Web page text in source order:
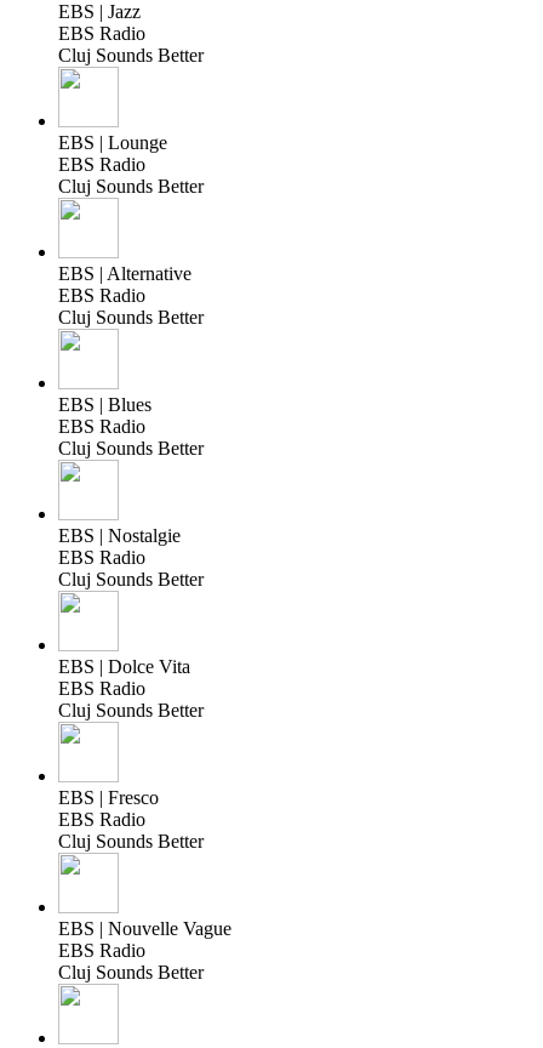
EBS | Jazz
EBS Radio
Cluj Sounds Better
EBS | Lounge
EBS Radio
Cluj Sounds Better
EBS | Alternative
EBS Radio
Cluj Sounds Better
EBS | Blues
EBS Radio
Cluj Sounds Better
EBS | Nostalgie
EBS Radio
Cluj Sounds Better
EBS | Dolce Vita
EBS Radio
Cluj Sounds Better
EBS | Fresco
EBS Radio
Cluj Sounds Better
EBS | Nouvelle Vague
EBS Radio
Cluj Sounds Better